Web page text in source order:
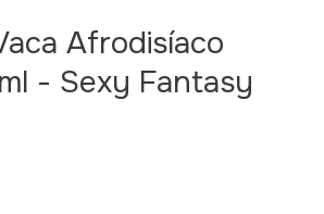
Afrodisíaco
- Sexy Fantasy